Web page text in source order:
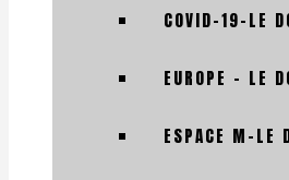
COVID-19-LE
EUROPE – LE
ESPACE M-LE